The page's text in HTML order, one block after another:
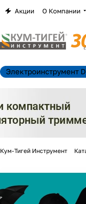
Акции О Компании
Электроинструмент
Кум-Тигей Инструмент